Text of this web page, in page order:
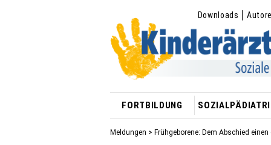
Downloads
FORTBILDUNG
Meldungen > Frühgeborene: Dem Abschied